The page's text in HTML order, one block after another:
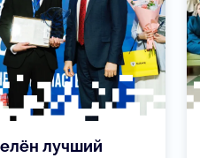
лучший